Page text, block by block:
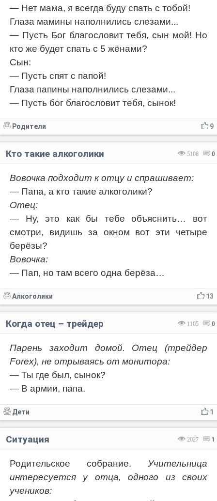
— Нет мама, я всегда буду спать с тобой!
Глаза мамины наполнились слезами...
— Пусть Бог благословит тебя, сын мой! Но
кто же будет спать с 5 жёнами?
Сын:
— Пусть спят с папой!
Глаза папины наполнились слезами...
— Пусть бог благословит тебя, сынок!
9
Родители
5108 0
Кто такие алкоголики
Вовочка подходит к отцу и спрашивает:
— Папа, а кто такие алкоголики?
Отец:
— Ну, это как бы тебе объяснить… вот
смотри, видишь за окном вот эти четыре
берёзы?
Вовочка:
— Пап, но там всего одна берёза…
13
Алкоголики
1105 0
Когда отец – трейдер
Парень заходит домой. Отец (трейдер
Forex), не отрываясь от монитора:
— Ты где был, сынок?
— В армии, папа.
1
Дети
2027 1
Ситуация
Родительское собрание. Учительница
интересуется у отца, одного из своих
учеников: